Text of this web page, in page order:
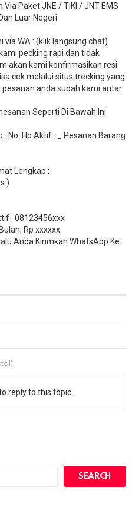
Via Paket JNE / TIKI / JNT EMS
Luar Negeri
via WA : (klik langsung chat)
pecking rapi dan tidak
akan kami konfirmasikan resi
cek melalui situs trecking yang
anda sudah kami antar
Seperti Di Bawah Ini
No. Hp Aktif : _ Pesanan Barang
Lengkap :
)
: 08123456xxx
Rp xxxxxx
Anda Kirimkan WhatsApp Ke
reply to this topic.
SEARCH